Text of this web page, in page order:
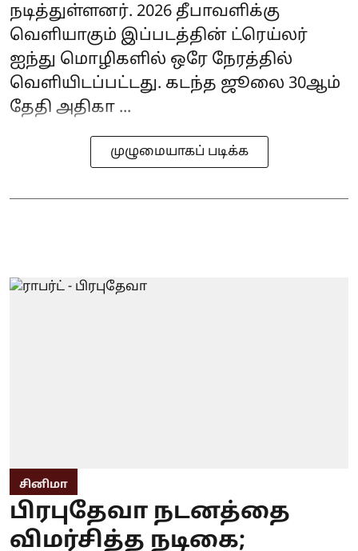
நடித்துள்ளனர். 2026 தீபாவளிக்கு
வெளியாகும் இப்படத்தின் ட்ரெய்லர்
ஐந்து மொழிகளில் ஒரே நேரத்தில்
வெளியிடப்பட்டது. கடந்த ஜூலை 30ஆம்
தேதி அதிகா ...
முழுமையாகப் படிக்க
சினிமா
பிரபுதேவா நடனத்தை
விமர்சித்த நடிகை;